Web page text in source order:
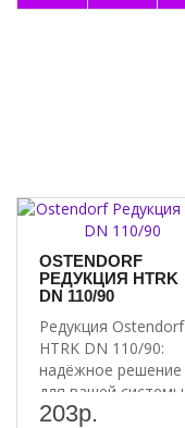
OSTENDORF
РЕДУКЦИЯ HTRK
DN 110/90
Редукция Ostendorf
HTRK DN 110/90:
надёжное решение
для вашей системы
Преимущества
203р.